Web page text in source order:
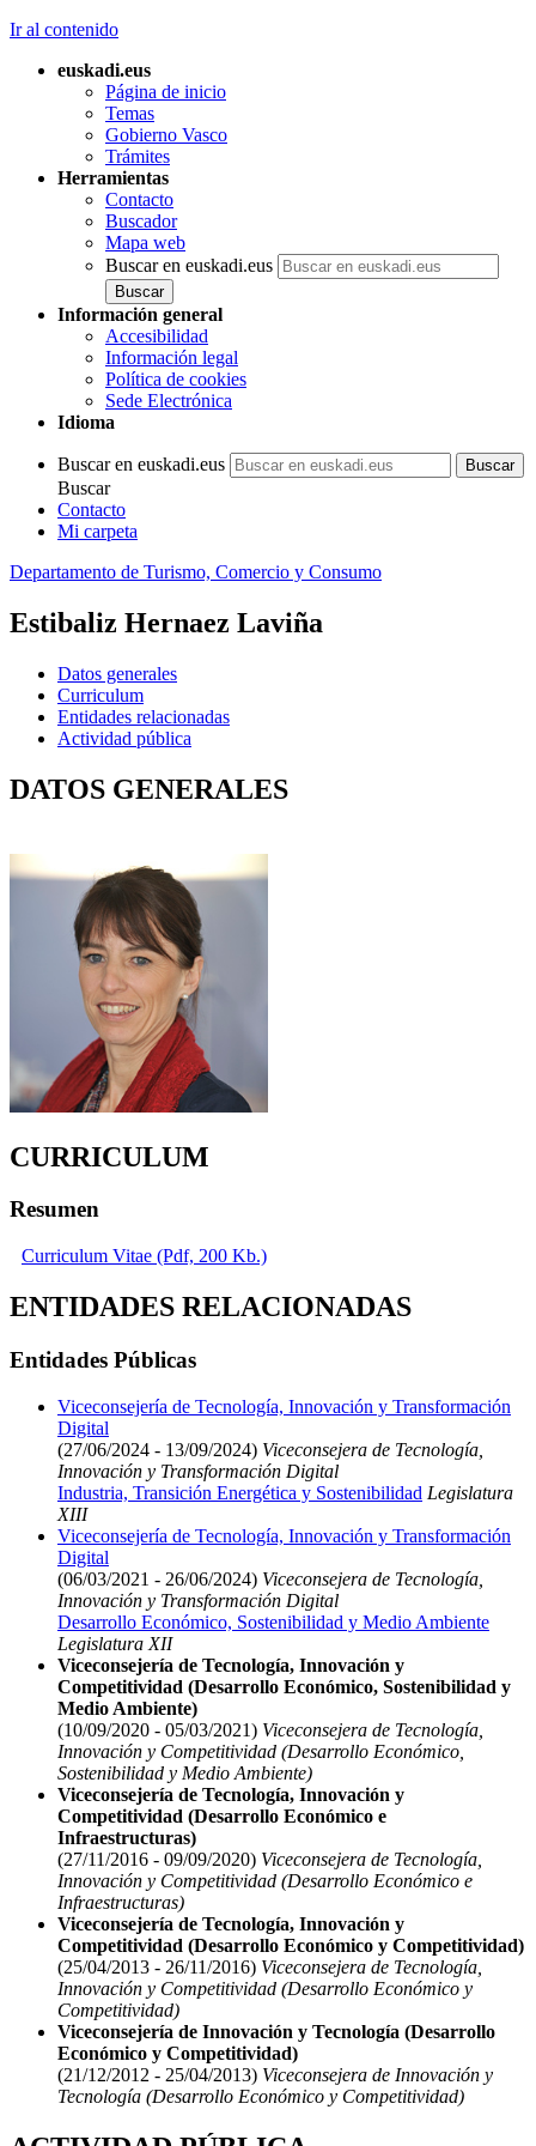
Ir al contenido
euskadi.eus
Página de inicio
Temas
Gobierno Vasco
Trámites
Herramientas
Contacto
Buscador
Mapa web
Buscar en euskadi.eus
Información general
Accesibilidad
Información legal
Política de cookies
Sede Electrónica
Idioma
Buscar en euskadi.eus
Buscar
Contacto
Mi carpeta
Departamento de Turismo, Comercio y Consumo
Estibaliz Hernaez Laviña
Datos generales
Curriculum
Entidades relacionadas
Actividad pública
DATOS GENERALES
CURRICULUM
Resumen
Curriculum Vitae (Pdf, 200 Kb.)
ENTIDADES RELACIONADAS
Entidades Públicas
Viceconsejería de Tecnología, Innovación y Transformación
Digital
(27/06/2024 - 13/09/2024) Viceconsejera de Tecnología,
Innovación y Transformación Digital
Industria, Transición Energética y Sostenibilidad Legislatura
XIII
Viceconsejería de Tecnología, Innovación y Transformación
Digital
(06/03/2021 - 26/06/2024) Viceconsejera de Tecnología,
Innovación y Transformación Digital
Desarrollo Económico, Sostenibilidad y Medio Ambiente
Legislatura XII
Viceconsejería de Tecnología, Innovación y
Competitividad (Desarrollo Económico, Sostenibilidad y
Medio Ambiente)
(10/09/2020 - 05/03/2021) Viceconsejera de Tecnología,
Innovación y Competitividad (Desarrollo Económico,
Sostenibilidad y Medio Ambiente)
Viceconsejería de Tecnología, Innovación y
Competitividad (Desarrollo Económico e
Infraestructuras)
(27/11/2016 - 09/09/2020) Viceconsejera de Tecnología,
Innovación y Competitividad (Desarrollo Económico e
Infraestructuras)
Viceconsejería de Tecnología, Innovación y
Competitividad (Desarrollo Económico y Competitividad)
(25/04/2013 - 26/11/2016) Viceconsejera de Tecnología,
Innovación y Competitividad (Desarrollo Económico y
Competitividad)
Viceconsejería de Innovación y Tecnología (Desarrollo
Económico y Competitividad)
(21/12/2012 - 25/04/2013) Viceconsejera de Innovación y
Tecnología (Desarrollo Económico y Competitividad)